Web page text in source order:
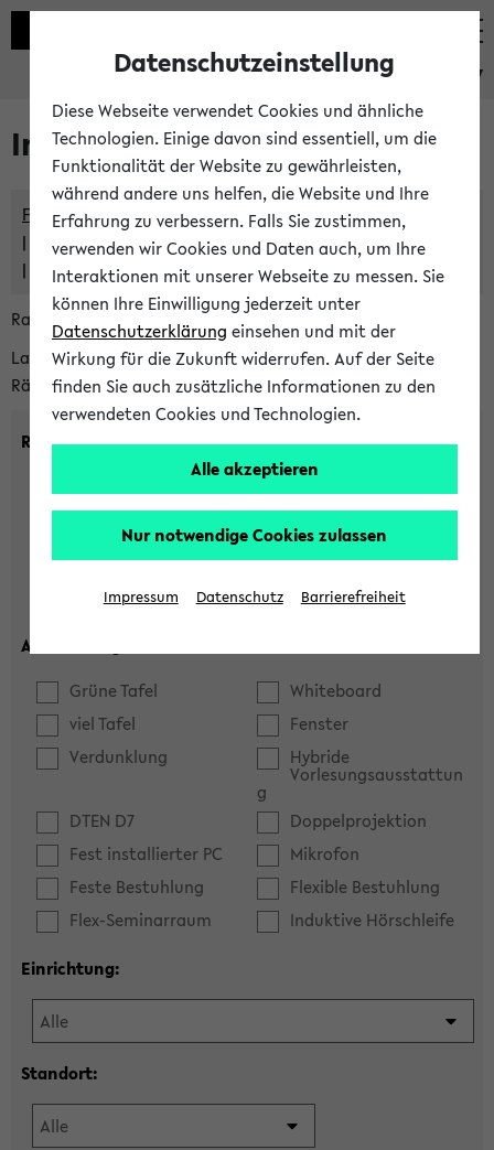
eKVV
Im eKVV verwaltete Räume
Freie Räume und Veranstaltungsüberschneidungen
Raumüberschneidungen
Hinweise der zentralen Raumvergabe
Raumanfragen:
raumvergabe@uni-bielefeld.de
Lassen Sie sich alle Räume anzeigen oder suchen Sie nach
Räumen mit bestimmten Eigenschaften:
Raumkriterien:
max. Plätze:
Ausstattung:
Grüne Tafel
Whiteboard
viel Tafel
Fenster
Verdunklung
Hybride
Vorlesungsausstattun
g
DTEN D7
Doppelprojektion
Fest installierter PC
Mikrofon
Feste Bestuhlung
Flexible Bestuhlung
Flex-Seminarraum
Induktive Hörschleife
Einrichtung:
Standort:
Datenschutzeinstellung
Diese Webseite verwendet Cookies und ähnliche
Technologien. Einige davon sind essentiell, um die
Funktionalität der Website zu gewährleisten,
während andere uns helfen, die Website und Ihre
Erfahrung zu verbessern. Falls Sie zustimmen,
verwenden wir Cookies und Daten auch, um Ihre
Interaktionen mit unserer Webseite zu messen. Sie
können Ihre Einwilligung jederzeit unter
Datenschutzerklärung einsehen und mit der
Wirkung für die Zukunft widerrufen. Auf der Seite
finden Sie auch zusätzliche Informationen zu den
verwendeten Cookies und Technologien.
Alle akzeptieren
Nur notwendige Cookies zulassen
Impressum Datenschutz Barrierefreiheit